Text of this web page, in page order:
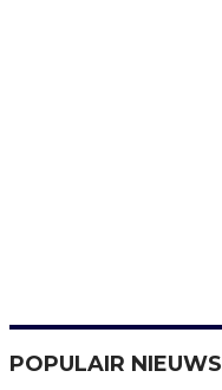
POPULAIR NIEUWS